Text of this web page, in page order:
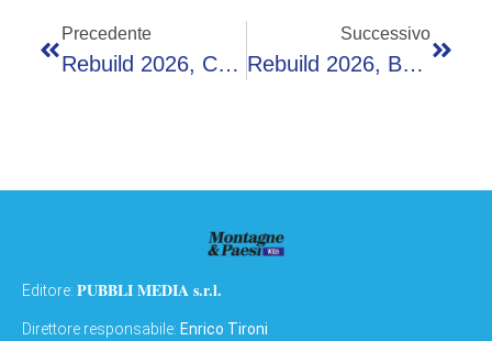
Precedente
Rebuild 2026, Corbia (Alghero): “Casa E Clima Al Centro Del Nuovo Piano Urbanistico”
Successivo
Rebuild 2026, Branca (Gresb): “Premiare Sempre Più Le Performance Assolute Degli Asset’”
Editore: PUBBLI MEDIA s.r.l.
Direttore responsabile: Enrico Tironi